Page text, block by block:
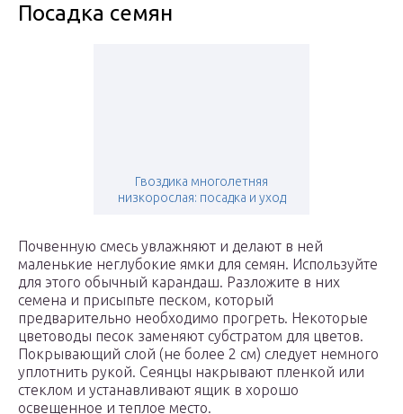
Посадка семян
Гвоздика многолетняя
низкорослая: посадка и уход
Почвенную смесь увлажняют и делают в ней
маленькие неглубокие ямки для семян. Используйте
для этого обычный карандаш. Разложите в них
семена и присыпьте песком, который
предварительно необходимо прогреть. Некоторые
цветоводы песок заменяют субстратом для цветов.
Покрывающий слой (не более 2 см) следует немного
уплотнить рукой. Сеянцы накрывают пленкой или
стеклом и устанавливают ящик в хорошо
освещенное и теплое место.